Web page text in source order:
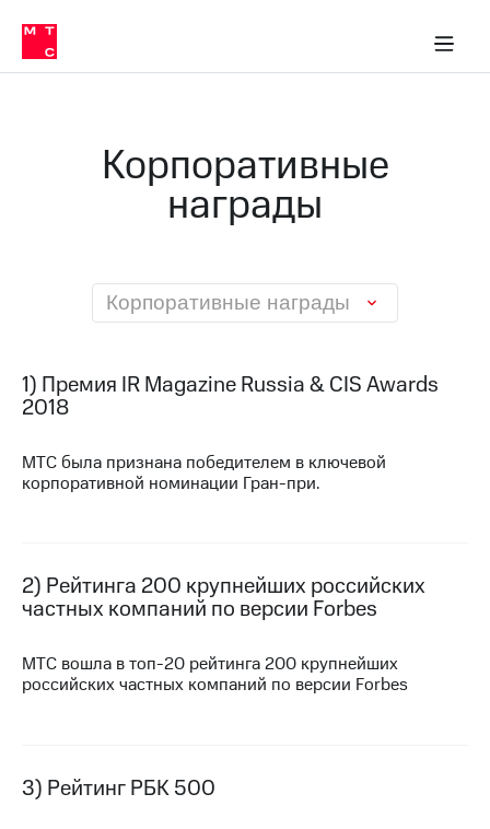
Медиа-центр
и акционерам
Устойчивое развитие
Комплаенс и деловая этика
компании
Карьера
в МТС
региона
Пресс-
релизы
Достижения
Финансовая
отчетность
Новости
в
в МТС
Корпоративные
награды
Корпоративные награды
1) Премия IR Magazine Russia & CIS Awards
2018
МТС была признана победителем в ключевой
корпоративной номинации Гран-при.
2) Рейтинга 200 крупнейших российских
частных компаний по версии Forbes
МТС вошла втоп-20 рейтинга 200 крупнейших
российских частных компаний по версии Forbes
3) Рейтинг РБК 500